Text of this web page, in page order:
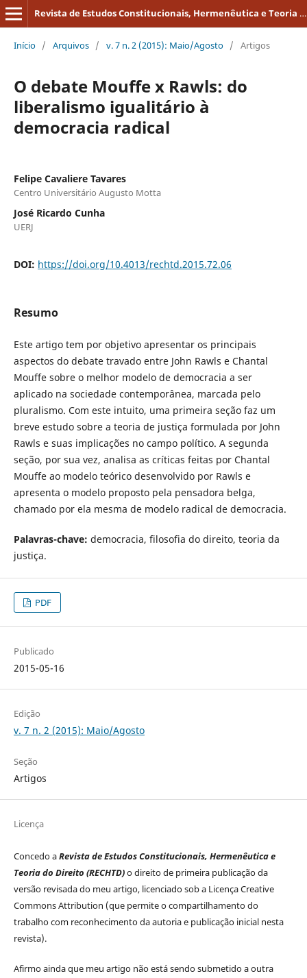
Revista de Estudos Constitucionais, Hermenêutica e Teoria do Direito
Início / Arquivos / v. 7 n. 2 (2015): Maio/Agosto / Artigos
O debate Mouffe x Rawls: do
liberalismo igualitário à
democracia radical
Felipe Cavaliere Tavares
Centro Universitário Augusto Motta
José Ricardo Cunha
UERJ
DOI: https://doi.org/10.4013/rechtd.2015.72.06
Resumo
Este artigo tem por objetivo apresentar os principais
aspectos do debate travado entre John Rawls e Chantal
Mouffe sobre o melhor modelo de democracia a ser
aplicado na sociedade contemporânea, marcada pelo
pluralismo. Com este intuito, uma primeira seção faz um
breve estudo sobre a teoria de justiça formulada por John
Rawls e suas implicações no campo político. A segunda
seção, por sua vez, analisa as críticas feitas por Chantal
Mouffe ao modelo teórico desenvolvido por Rawls e
apresenta o modelo proposto pela pensadora belga,
chamado por ela mesma de modelo radical de democracia.
Palavras-chave: democracia, filosofia do direito, teoria da
justiça.
PDF
Publicado
2015-05-16
Edição
v. 7 n. 2 (2015): Maio/Agosto
Seção
Artigos
Licença
Concedo aRevista de Estudos Constitucionais, Hermenêutica e
Teoria do Direito (RECHTD)o direito de primeira publicação da
versão revisada do meu artigo, licenciado sob a Licença Creative
Commons Attribution (que permite o compartilhamento do
trabalho com reconhecimento da autoria e publicação inicial nesta
revista).
Afirmo ainda que meu artigo não está sendo submetido a outra